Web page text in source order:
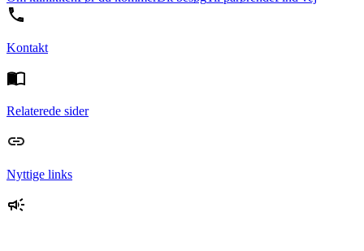
Kontakt
Relaterede sider
Nyttige links